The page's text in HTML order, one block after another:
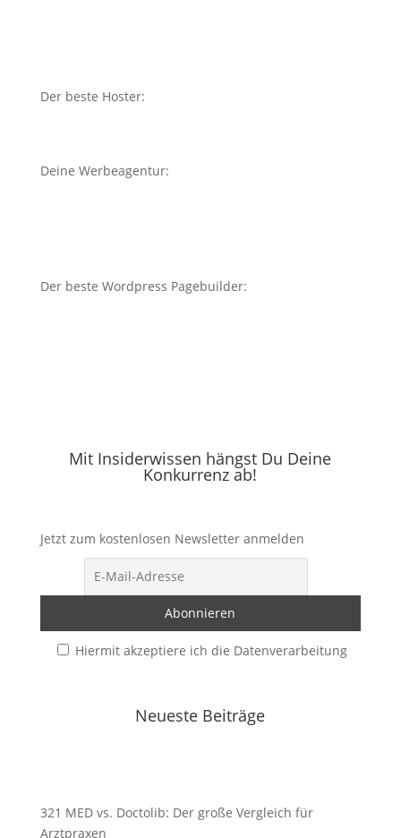
Der beste Hoster:
Deine Werbeagentur:
Der beste Wordpress Pagebuilder:
Mit Insiderwissen hängst Du Deine
Konkurrenz ab!
Jetzt zum kostenlosen Newsletter anmelden
Hiermit akzeptiere ich die Datenverarbeitung
Neueste Beiträge
321 MED vs. Doctolib: Der große Vergleich für
Arztpraxen